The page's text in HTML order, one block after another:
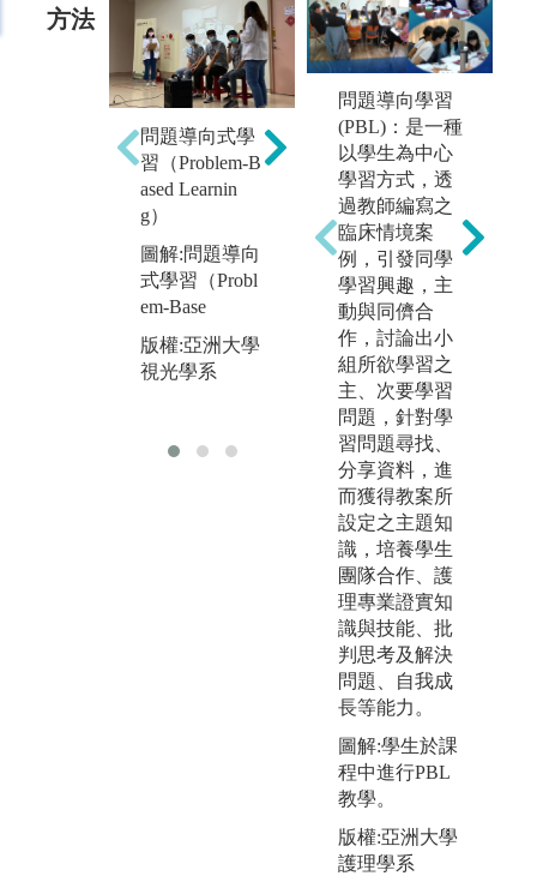
方法
問題導向式學
習（Problem-B
ased Learnin
g）
圖解:問題導向
式學習（Probl
em-Base
版權:亞洲大學
視光學系
翻轉學習
圖解:翻轉學習
版權:亞洲大學
視光學系
問題導向學習
(PBL)：是一種
以學生為中心
學習方式，透
過教師編寫之
臨床情境案
例，引發同學
學習興趣，主
動與同儕合
作，討論出小
組所欲學習之
主、次要學習
問題，針對學
習問題尋找、
分享資料，進
而獲得教案所
設定之主題知
識，培養學生
團隊合作、護
理專業證實知
識與技能、批
判思考及解決
問題、自我成
長等能力。
圖解:學生於課
程中進行PBL
教學。
版權:亞洲大學
護理學系